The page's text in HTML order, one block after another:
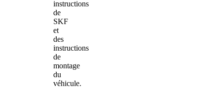
instructions
de
SKF
et
des
instructions
de
montage
du
véhicule.